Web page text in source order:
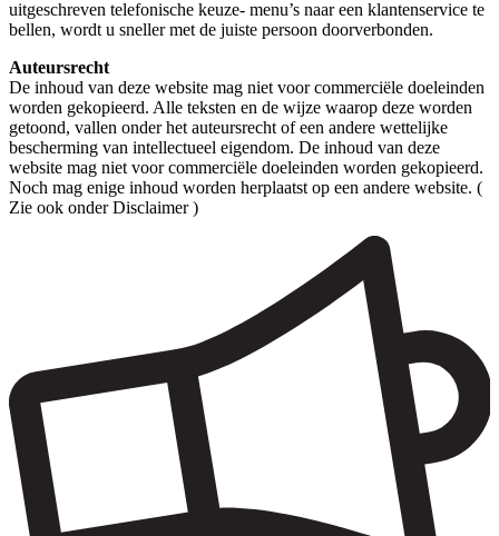
uitgeschreven telefonische keuze- menu’s naar een klantenservice te
bellen, wordt u sneller met de juiste persoon doorverbonden.
Auteursrecht
De inhoud van deze website mag niet voor commerciële doeleinden
worden gekopieerd. Alle teksten en de wijze waarop deze worden
getoond, vallen onder het auteursrecht of een andere wettelijke
bescherming van intellectueel eigendom. De inhoud van deze
website mag niet voor commerciële doeleinden worden gekopieerd.
Noch mag enige inhoud worden herplaatst op een andere website. (
Zie ook onder Disclaimer )